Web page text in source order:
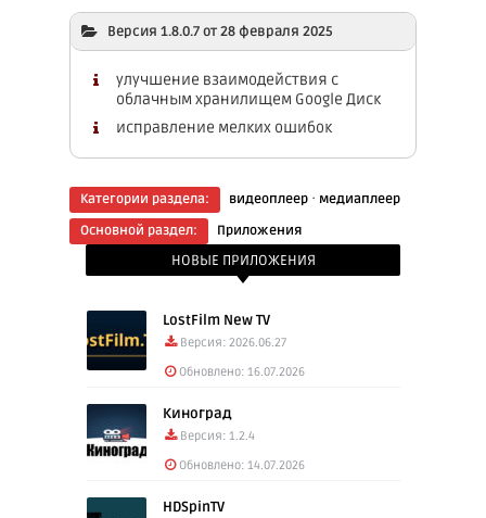
Версия 1.8.0.7 от 28 февраля 2025
улучшение взаимодействия с
облачным хранилищем Google Диск
исправление мелких ошибок
Категории раздела: видеоплеер · медиаплеер
Основной раздел:
Приложения
НОВЫЕ ПРИЛОЖЕНИЯ
LostFilm New TV
Версия: 2026.06.27
Обновлено: 16.07.2026
Киноград
Версия: 1.2.4
Обновлено: 14.07.2026
HDSpinTV